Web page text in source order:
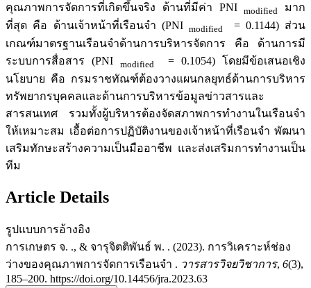
คุณภาพการจัดการที่เกิดขึ้นจริง ด้านที่มีค่า PNImodified
มาก
ที่สุด คือ ด้านเจ้าหน้าที่เรือนจำ (PNI modified
= 0.1144) ส่วน
เกณฑ์มาตรฐานเรือนจำด้านการบริหารจัดการ คือ ด้านการมี
ระบบการสื่อสาร (PNImodified
= 0.1054) โดยมีข้อเสนอเชิง
นโยบาย คือ กรมราชทัณฑ์ต้องวางแผนกลยุทธ์ด้านการบริหาร
ทรัพยากรบุคคลและด้านการบริหารข้อมูลข่าวสารและ
สารสนเทศ รวมทั้งผู้บริหารต้องจัดสภาพการทำงานในเรือนจำ
ให้เหมาะสม เอื้อต่อการปฏิบัติงานของเจ้าหน้าที่เรือนจำ พัฒนา
เสริมทักษะสร้างความเป็นมืออาชีพ และส่งเสริมการทำงานเป็น
ทีม
Article Details
รูปแบบการอ้างอิง
การเกษตร จ. ., & จารุจิตติพันธ์ พ. . (2023). การวิเคราะห์ช่อง
ว่างของคุณภาพการจัดการเรือนจำ . วารสารวิจยวิชาการ, 6(3),
185–200. https://doi.org/10.14456/jra.2023.63